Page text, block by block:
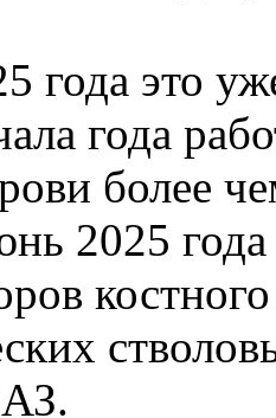
года это
года
более
2025